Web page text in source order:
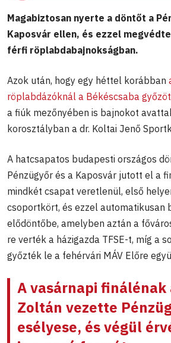
Magabiztosan nyerte a döntőt a
Kaposvár ellen, és ezzel
férfi röplabdabajnokságban.
Azok után, hogy egy héttel korábban
röplabdázóknál a Békéscsaba
a fiúk mezőnyében is bajnokot
korosztályban a dr. Koltai Jenő
A hatcsapatos budapesti országos
Pénzügyőr és a Kaposvár jutott el a
mindkét csapat veretlenül, első
csoportkört, és ezzel automatikusan
elődöntőbe, amelyben aztán a
re verték a házigazda TFSE-t, míg a
győzték le a fehérvári MÁV Előre
A vasárnapi finálénak
Zoltán vezette
esélyese, és végül